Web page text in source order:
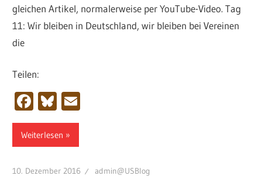
gleichen Artikel, normalerweise per YouTube-Video. Tag
11: Wir bleiben in Deutschland, wir bleiben bei Vereinen
die
Teilen:
Facebook
Bluesky
Weiterlesen
10. Dezember 2016 admin@USBlog